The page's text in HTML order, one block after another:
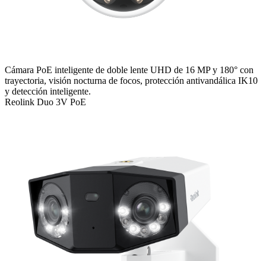
Cámara PoE inteligente de doble lente UHD de 16 MP y 180° con
trayectoria, visión nocturna de focos, protección antivandálica IK10
y detección inteligente.
Reolink Duo 3V PoE